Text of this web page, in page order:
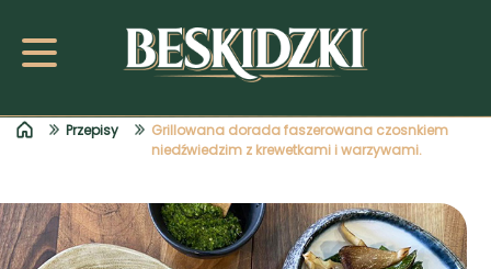
Przepisy
Grillowana dorada faszerowana czosnkiem
niedźwiedzim z krewetkami i warzywami.